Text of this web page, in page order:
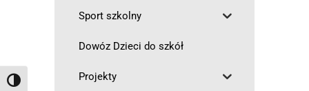
Toggle High Contrast
Sport szkolny
Dowóz Dzieci do szkół
Projekty